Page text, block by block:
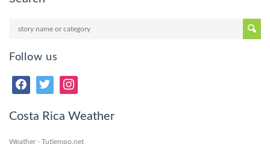
Follow us
Costa Rica Weather
Weather - Tutiempo.net